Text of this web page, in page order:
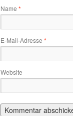
Name *
E-Mail-Adresse *
Website